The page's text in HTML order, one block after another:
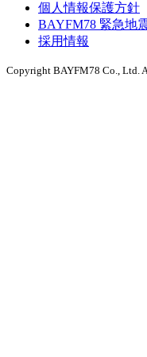
個人情報保護方針
BAYFM78 緊急地
採用情報
Copyright BAYFM78 Co., Ltd.